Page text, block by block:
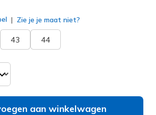
Zie je je maat niet?
43 44
aan winkelwagen